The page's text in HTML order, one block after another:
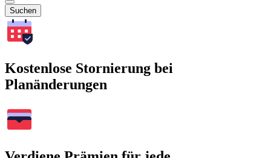
Suchen
Kostenlose Stornierung bei
Planänderungen